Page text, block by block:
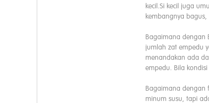
kecil.Si kecil juga
kembangnya
Bagaimana dengan
jumlah zat empedu
menandakan ada
empedu. Bila
Bagaimana dengan
minum susu, tapi